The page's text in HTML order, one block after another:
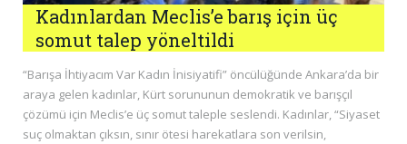
Kadınlardan Meclis’e barış için üç
somut talep yöneltildi
“Barışa İhtiyacım Var Kadın İnisiyatifi” öncülüğünde Ankara’da bir
araya gelen kadınlar, Kürt sorununun demokratik ve barışçıl
çözümü için Meclis’e üç somut taleple seslendi. Kadınlar, “Siyaset
suç olmaktan çıksın, sınır ötesi harekatlara son verilsin,